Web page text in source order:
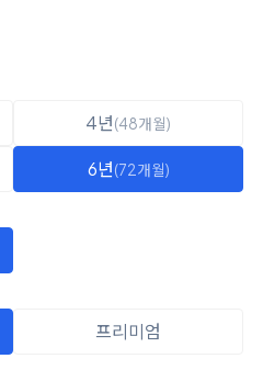
4년(48개월)
6년(72개월)
프리미엄